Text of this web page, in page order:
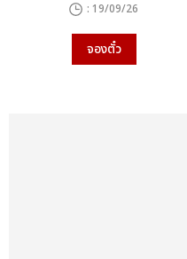
: 19/09/26
จองตั๋ว